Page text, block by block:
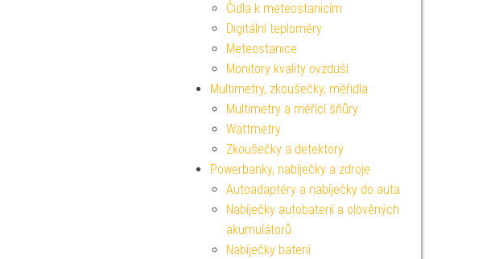
Čidla k meteostanicím
Digitální teploměry
Meteostanice
Monitory kvality ovzduší
Multimetry, zkoušečky, měřidla
Multimetry a měřící šňůry
Wattmetry
Zkoušečky a detektory
Powerbanky, nabíječky a zdroje
Autoadaptéry a nabíječky do auta
Nabíječky autobaterií a olověných
akumulátorů
Nabíječky baterií